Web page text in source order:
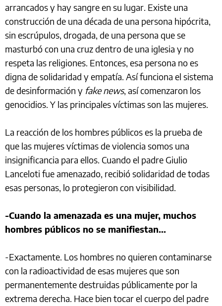
arrancados y hay sangre en su lugar. Existe una
construcción de una década de una persona hipócrita,
sin escrúpulos, drogada, de una persona que se
masturbó con una cruz dentro de una iglesia y no
respeta las religiones. Entonces, esa persona no es
digna de solidaridad y empatía. Así funciona el sistema
de desinformación y fake news, así comenzaron los
genocidios. Y las principales víctimas son las mujeres.
La reacción de los hombres públicos es la prueba de
que las mujeres víctimas de violencia somos una
insignificancia para ellos. Cuando el padre Giulio
Lanceloti fue amenazado, recibió solidaridad de todas
esas personas, lo protegieron con visibilidad.
-Cuando la amenazada es una mujer, muchos
hombres públicos no se manifiestan...
-Exactamente. Los hombres no quieren contaminarse
con la radioactividad de esas mujeres que son
permanentemente destruidas públicamente por la
extrema derecha. Hace bien tocar el cuerpo del padre